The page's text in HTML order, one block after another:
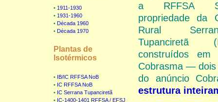
• 1911-1930
• 1931-1960
• Década 1960
• Década 1970
Plantas de
Isotérmicos
• IB/IC RFFSA NoB
• IC RFFSA NoB
• IC Serrana Tupanciretã
• IC-1400-1401 RFFSA / EFSJ
a RFFSA
propriedade da
Rural
construídos em
Cobrasma — dois
do anúncio
estrutura